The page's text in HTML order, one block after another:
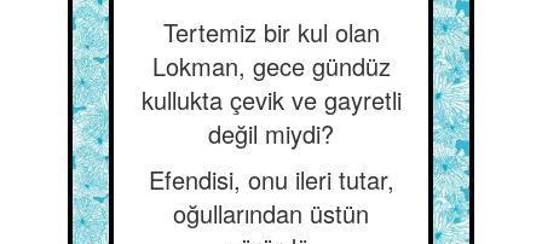
Tertemiz bir kul olan
Lokman, gece gündüz
kullukta çevik ve gayretli
değil miydi?
Efendisi, onu ileri tutar,
oğullarından üstün